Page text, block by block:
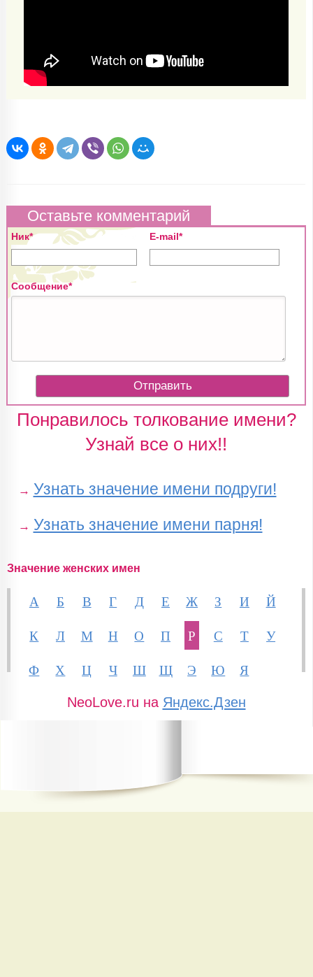
Оставьте комментарий
Ник* E-mail*
Сообщение*
Понравилось толкование имени?
Узнай все о них!!
→ Узнать значение имени подруги!
→ Узнать значение имени парня!
Значение женских имен
А Б В Г Д Е Ж З И
Й
К
Л М Н О П Р С Т
У
Ф
Х Ц Ч Ш Щ Э Ю Я
NeoLove.ru на Яндекс.Дзен